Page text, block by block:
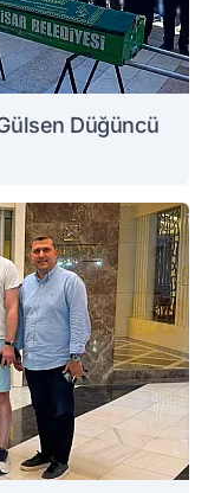
Düğüncü